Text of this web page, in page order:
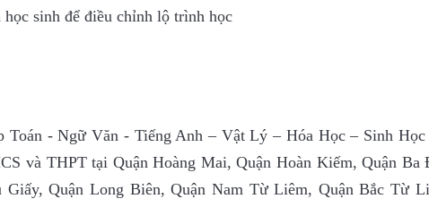
sinh để điều chỉnh lộ trình học
Toán - Ngữ Văn - Tiếng Anh – Vật Lý – Hóa Học – Sinh
và THPT tại Quận Hoàng Mai, Quận Hoàn Kiếm, Quận Ba
Giấy, Quận Long Biên, Quận Nam Từ Liêm, Quận Bắc Từ